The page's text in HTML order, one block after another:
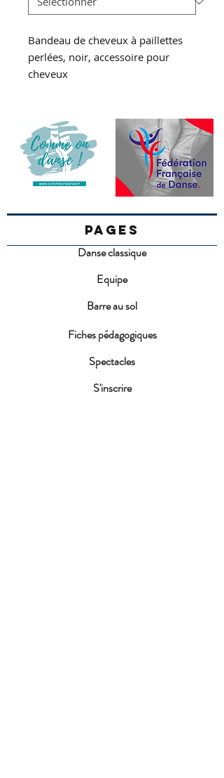
Bandeau de cheveux à paillettes
perlées, noir, accessoire pour
cheveux
PAGES
Danse classique
Equipe
Barre au sol
Fiches pédagogiques
Spectacles
S'inscrire